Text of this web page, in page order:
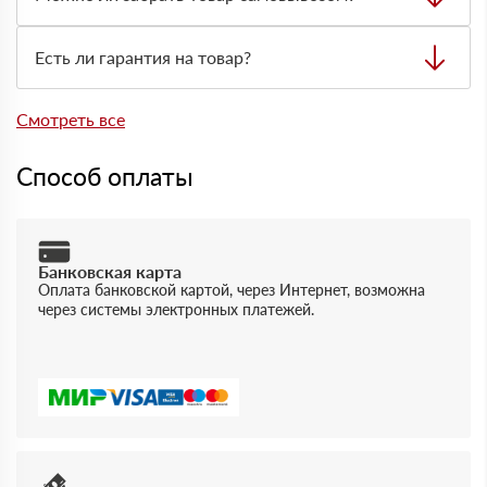
типа материала и нужной техники для разгрузки.
только по предварительно оформленной заявке через
менеджера.
Есть ли гарантия на товар?
отгрузке можно получить документы, подтверждающие
Смотреть все
Способ оплаты
Банковская карта
Оплата банковской картой, через Интернет, возможна
через системы электронных платежей.